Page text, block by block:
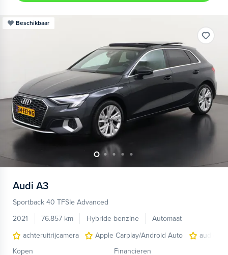
Beschikbaar
Audi A3
Sportback 40 TFSIe Advanced
2021
76.857 km Hybride benzine
Automaat
achteruitrijcamera
Apple Carplay/Android Auto
audio
Kopen
Financieren